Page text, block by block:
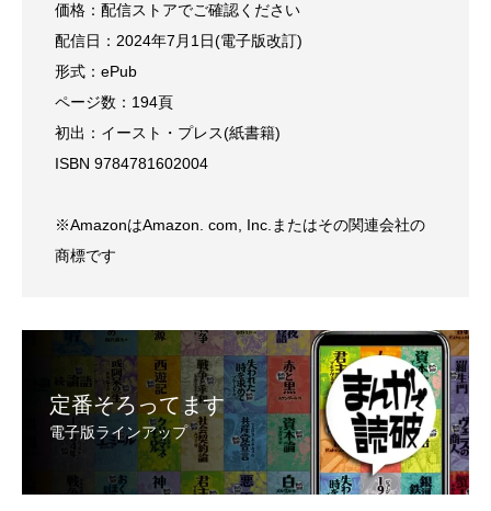
定番そろってます
電子版ラインアップ
価格：配信ストアでご確認ください
配信日：2024年7月1日(電子版改訂)
形式：ePub
ページ数：194頁
初出：イースト・プレス(紙書籍)
ISBN 9784781602004
※AmazonはAmazon. com, Inc.またはその関連会社の
商標です